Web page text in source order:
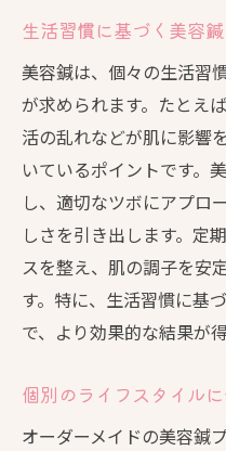
生活習慣に基づく美容
美容鍼は、個々の生活習
が求められます。たとえ
活の乱れなどが肌に影響
いているポイントです。
し、適切なツボにアプロ
しさを引き出します。定
スを整え、肌の調子を安
す。特に、生活習慣に基
で、より効果的な結果が
個別のライフスタイル
オーダーメイドの美容鍼